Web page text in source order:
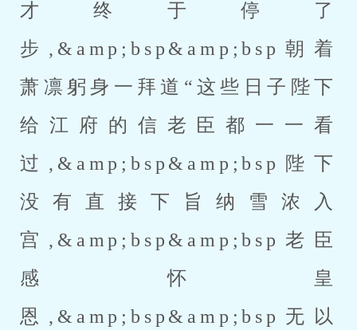
才终于停了
步,&amp;bsp&amp;bsp朝着
萧凛躬身一拜道“这些日子陛下
给江府的信老臣都一一看
过,&amp;bsp&amp;bsp陛下
没有直接下旨纳雪浓入
宫,&amp;bsp&amp;bsp老臣
感怀皇
恩,&amp;bsp&amp;bsp无以